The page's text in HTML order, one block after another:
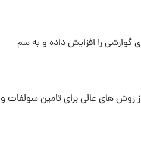
گوارشی را افزایش داده و به سم
روش های عالی برای تامین سولفات و